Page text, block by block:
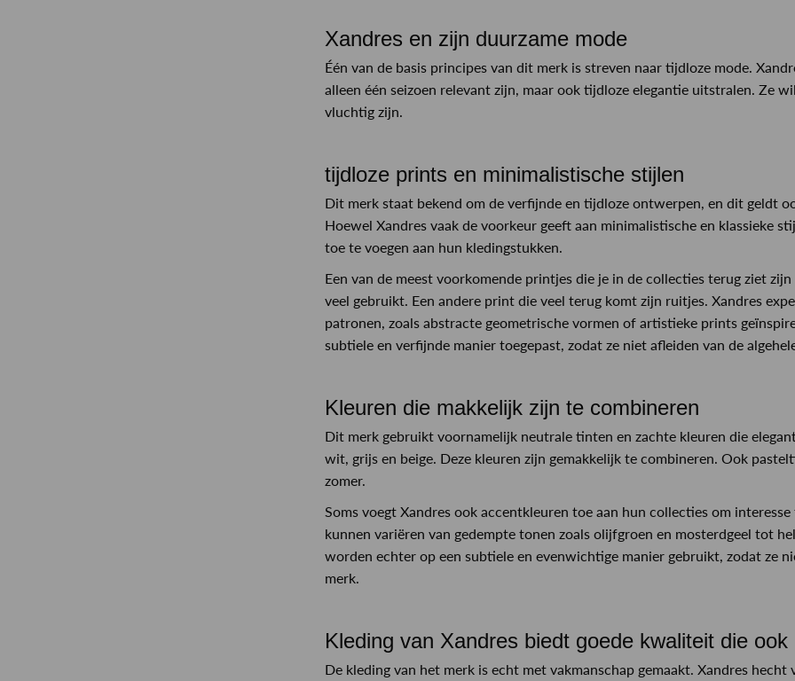
Xandres en zijn duurzame mode
Één van de basis principes van dit merk is streven naar tijdloze mode.
alleen één seizoen relevant zijn, maar ook tijdloze elegantie uitstralen. Ze
vluchtig zijn.
tijdloze prints en minimalistische stijlen
Dit merk staat bekend om de verfijnde en tijdloze ontwerpen, en dit geldt
Hoewel Xandres vaak de voorkeur geeft aan minimalistische en klassieke
toe te voegen aan hun kledingstukken.
Een van de meest voorkomende printjes die je in de collecties terug ziet
veel gebruikt. Een andere print die veel terug komt zijn ruitjes. Xandres
patronen, zoals abstracte geometrische vormen of artistieke prints
subtiele en verfijnde manier toegepast, zodat ze niet afleiden van de
Kleuren die makkelijk zijn te combineren
Dit merk gebruikt voornamelijk neutrale tinten en zachte kleuren die
wit, grijs en beige. Deze kleuren zijn gemakkelijk te combineren. Ook
zomer.
Soms voegt Xandres ook accentkleuren toe aan hun collecties om
kunnen variëren van gedempte tonen zoals olijfgroen en mosterdgeel tot
worden echter op een subtiele en evenwichtige manier gebruikt, zodat ze
merk.
Kleding van Xandres biedt goede kwaliteit die
De kleding van het merk is echt met vakmanschap gemaakt. Xandres